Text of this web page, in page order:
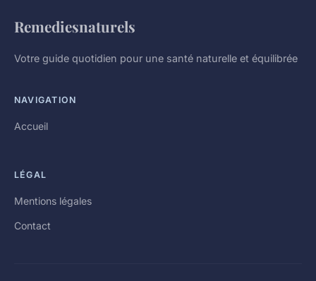
Remediesnaturels
Votre guide quotidien pour une santé naturelle et équilibrée
NAVIGATION
Accueil
LÉGAL
Mentions légales
Contact